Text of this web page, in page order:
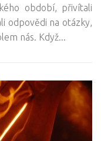
období, přivítali
odpovědi na otázky,
nás. Když...